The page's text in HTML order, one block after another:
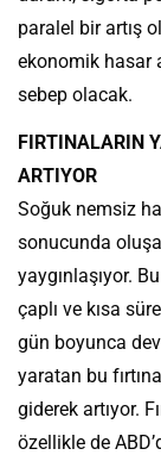
paralel bir artış
ekonomik hasar
sebep olacak.
FIRTINALARIN
ARTIYOR
Soğuk nemsiz
sonucunda
yaygınlaşıyor.
çaplı ve kısa
gün boyunca
yaratan bu
giderek artıyor.
özellikle de